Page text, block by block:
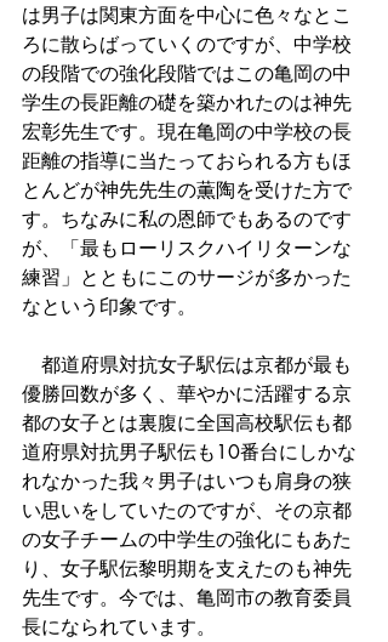
は男子は関東方面を中心に色々なとこ
ろに散らばっていくのですが、中学校
の段階での強化段階ではこの亀岡の中
学生の長距離の礎を築かれたのは神先
宏彰先生です。現在亀岡の中学校の長
距離の指導に当たっておられる方もほ
とんどが神先先生の薫陶を受けた方で
す。ちなみに私の恩師でもあるのです
が、「最もローリスクハイリターンな
練習」とともにこのサージが多かった
なという印象です。
都道府県対抗女子駅伝は京都が最も
優勝回数が多く、華やかに活躍する京
都の女子とは裏腹に全国高校駅伝も都
道府県対抗男子駅伝も10番台にしかな
れなかった我々男子はいつも肩身の狭
い思いをしていたのですが、その京都
の女子チームの中学生の強化にもあた
り、女子駅伝黎明期を支えたのも神先
先生です。今では、亀岡市の教育委員
長になられています。